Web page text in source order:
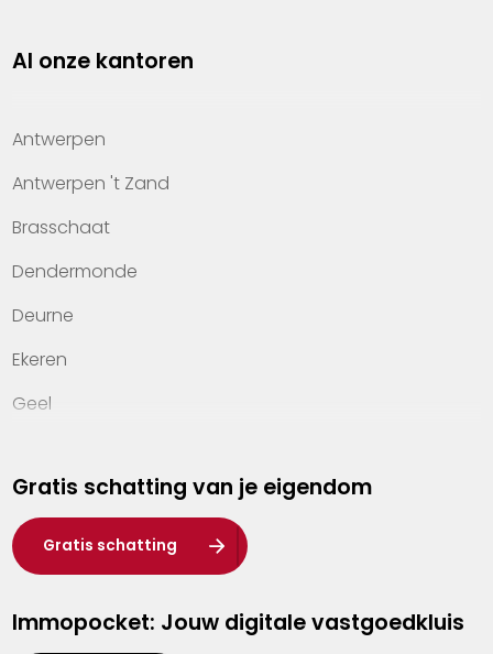
Property management
Kennis van wonen
Kantoren
Veelgestelde vragen
Werken bij Heylen Vastgoed
Contact
Al onze kantoren
Antwerpen
Antwerpen 't Zand
Brasschaat
Dendermonde
Deurne
Ekeren
Geel
Hasselt
Heist-op-den-Berg
Herentals
Kalmthout
Gratis schatting van je eigendom
Gratis schatting
Immopocket: Jouw digitale vastgoedkluis